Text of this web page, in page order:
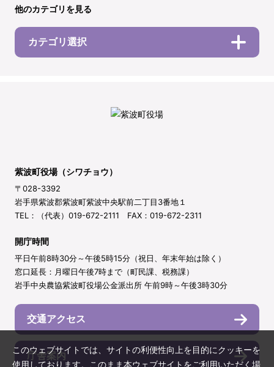
他のカテゴリを見る
カテゴリ選択
紫波町役場（シワチョウ）
〒028-3392
岩手県紫波郡紫波町紫波中央駅前二丁目3番地１
TEL：（代表）019-672-2111 FAX：019-672-2311
開庁時間
平日午前8時30分～午後5時15分（祝日、年末年始は除く）
窓口延長：月曜日午後7時まで（町民課、税務課）
岩手中央農協紫波町役場公金派出所 午前9時～午後3時30分
交通アクセス
庁舎案内
このウェブサイトでは、サイトの利便性向上を目的にクッキーを
使用しております。このまま本ウェブサイトをご利用いただく場